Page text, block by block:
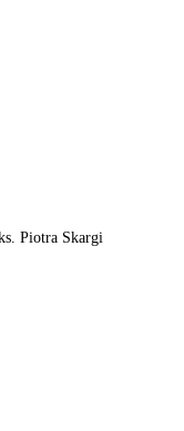
Piotra Skargi